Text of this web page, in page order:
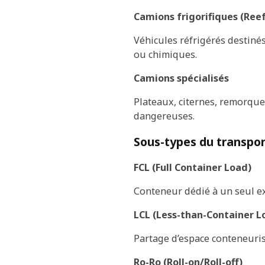
Camions frigorifiques
Véhicules réfrigérés
ou chimiques.
Camions spécialisés
Plateaux, citernes,
dangereuses.
Sous-types du
FCL (Full Container Load)
Conteneur dédié à un seul
LCL (Less-than-Container
Partage d’espace
Ro-Ro (Roll-on/Roll-off)